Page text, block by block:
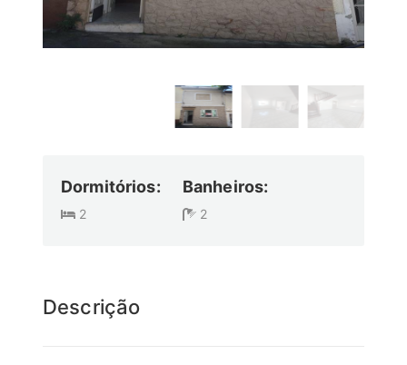
Dormitórios:
2
Banheiros:
2
Descrição